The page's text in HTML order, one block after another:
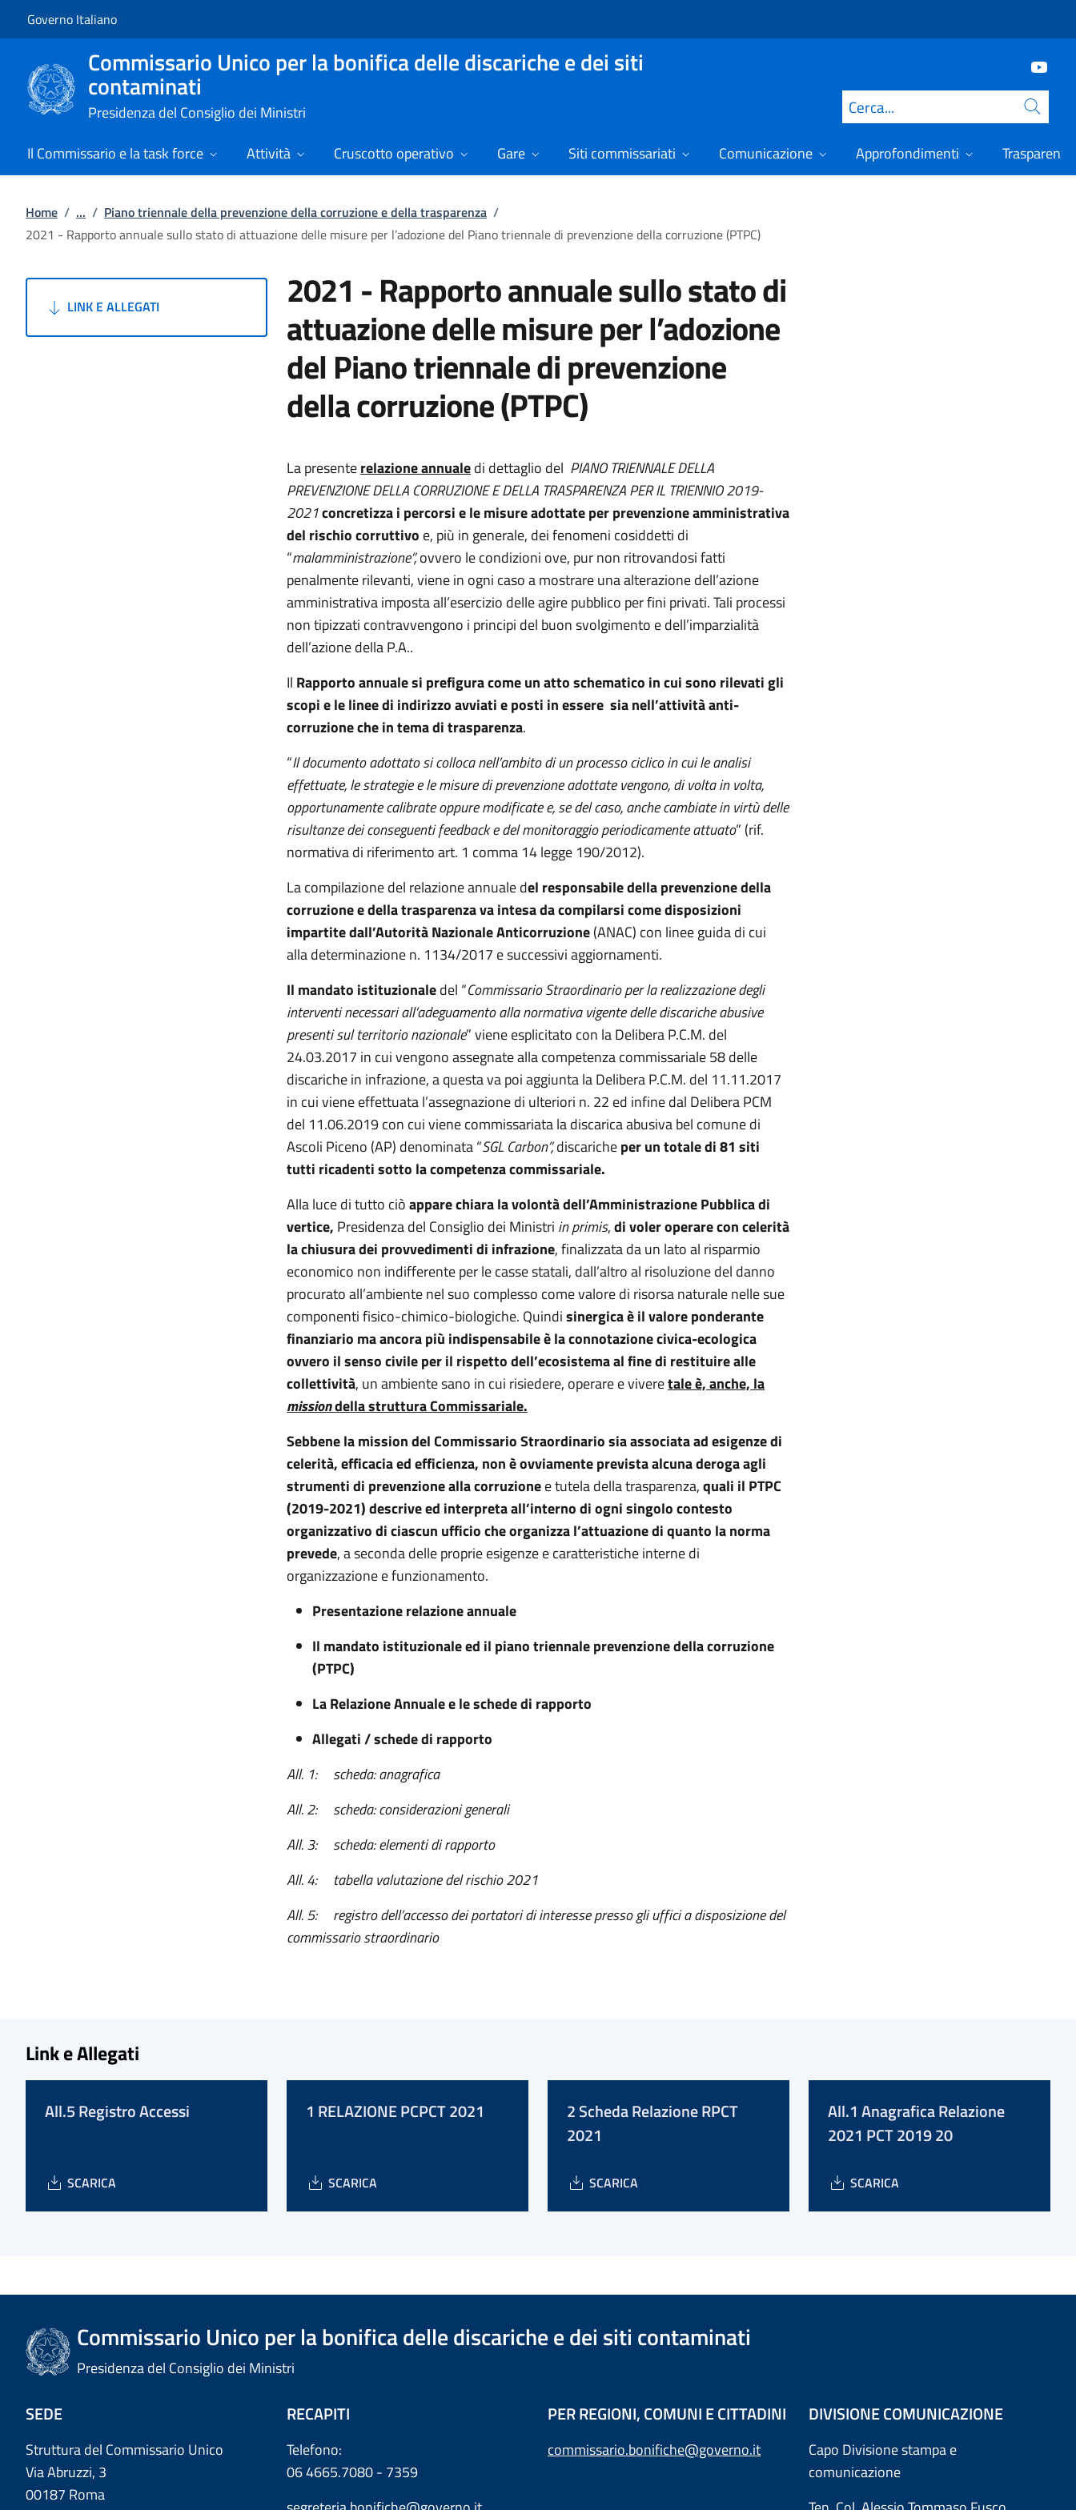
Governo Italiano
Commissario Unico per la bonifica delle discariche e dei siti
contaminati
Presidenza del Consiglio dei Ministri Cerca
Il Commissario e la task force Attività Cruscotto operativo Gare Siti commissariati Comunicazione Approfondimenti Trasparenza
Home / ... / Piano triennale della prevenzione della corruzione e della trasparenza /
2021 - Rapporto annuale sullo stato di attuazione delle misure per l’adozione del Piano triennale di prevenzione della corruzione (PTPC)
LINK E ALLEGATI 2021 - Rapporto annuale sullo stato di
attuazione delle misure per l’adozione
del Piano triennale di prevenzione
della corruzione (PTPC)
La presenterelazione annualedi dettaglio del PIANO TRIENNALE DELLA
PREVENZIONE DELLA CORRUZIONE E DELLA TRASPARENZA PER IL TRIENNIO 2019-
2021concretizza i percorsi e le misure adottate per prevenzione amministrativa
del rischio corruttivo e, più in generale, dei fenomeni cosiddetti di
“malamministrazione”,ovvero le condizioni ove, pur non ritrovandosi fatti
penalmente rilevanti, viene in ogni caso a mostrare una alterazione dell’azione
amministrativa imposta all’esercizio delle agire pubblico per fini privati. Tali processi
non tipizzati contravvengono i principi del buon svolgimento e dell’imparzialità
dell’azione della P.A..
Il Rapporto annuale si prefigura come un atto schematico in cui sono rilevati gli
scopi e le linee di indirizzo avviati e posti in essere sia nell’attività anti-
corruzione che in tema di trasparenza.
“Il documento adottato si colloca nell’ambito di un processo ciclico in cui le analisi
effettuate, le strategie e le misure di prevenzione adottate vengono, di volta in volta,
opportunamente calibrate oppure modificate e, se del caso, anche cambiate in virtù delle
risultanze dei conseguenti feedback e del monitoraggio periodicamente attuato” (rif.
normativa di riferimento art. 1 comma 14 legge 190/2012).
La compilazione del relazione annuale del responsabile della prevenzione della
corruzione e della trasparenza va intesa da compilarsi come disposizioni
impartite dall’Autorità Nazionale Anticorruzione(ANAC) con linee guida di cui
alla determinazione n. 1134/2017 e successivi aggiornamenti.
Il mandato istituzionaledel “Commissario Straordinarioper la realizzazione degli
interventi necessari all’adeguamento alla normativa vigente delle discariche abusive
presenti sul territorio nazionale” viene esplicitato con la Delibera P.C.M. del
24.03.2017 in cui vengono assegnate alla competenza commissariale 58 delle
discariche in infrazione, a questa va poi aggiunta la Delibera P.C.M. del 11.11.2017
in cui viene effettuata l’assegnazione di ulteriori n. 22 ed infine dal Delibera PCM
del 11.06.2019 con cui viene commissariata la discarica abusiva bel comune di
Ascoli Piceno (AP) denominata “SGL Carbon”,discaricheper un totale di 81 siti
tutti ricadenti sotto la competenza commissariale.
Alla luce di tutto ciòappare chiara la volontà dell’Amministrazione Pubblica di
vertice, Presidenza del Consiglio dei Ministri in primis,di voler operare con celerità
la chiusura dei provvedimenti di infrazione, finalizzata da un lato al risparmio
economico non indifferente per le casse statali, dall’altro al risoluzione del danno
procurato all’ambiente nel suo complesso come valore di risorsa naturale nelle sue
componenti fisico-chimico-biologiche. Quindisinergica è il valore ponderante
finanziario ma ancora più indispensabile è la connotazione civica-ecologica
ovvero il senso civile per il rispetto dell’ecosistema al fine di restituire alle
collettività, un ambiente sano in cui risiedere, operare e viveretale è, anche, la
missiondella struttura Commissariale.
Sebbene la mission del Commissario Straordinario sia associata ad esigenze di
celerità, efficacia ed efficienza, non è ovviamente prevista alcuna deroga agli
strumenti di prevenzione alla corruzionee tutela della trasparenza,quali il PTPC
(2019-2021) descrive ed interpreta all’interno di ogni singolo contesto
organizzativo di ciascun ufficio che organizza l’attuazione di quanto la norma
prevede, a seconda delle proprie esigenze e caratteristiche interne di
organizzazione e funzionamento.
Presentazione relazione annuale
Il mandato istituzionale ed il piano triennale prevenzione della corruzione
(PTPC)
La Relazione Annuale e le schede di rapporto
Allegati / schede di rapporto
All. 1: scheda: anagrafica
All. 2: scheda: considerazioni generali
All. 3: scheda: elementi di rapporto
All. 4: tabella valutazione del rischio 2021
All. 5: registro dell’accesso dei portatori di interesse presso gli uffici a disposizione del
commissario straordinario
Link e Allegati
All.5 Registro Accessi
SCARICA
1 RELAZIONE PCPCT 2021
SCARICA
2 Scheda Relazione RPCT
2021
SCARICA
All.1 Anagrafica Relazione
2021 PCT 2019 20
SCARICA
Commissario Unico per la bonifica delle discariche e dei siti contaminati
Presidenza del Consiglio dei Ministri
SEDE
Struttura del Commissario Unico
Via Abruzzi, 3
00187 Roma
RECAPITI
Telefono:
06 4665.7080 - 7359
PER REGIONI, COMUNI E CITTADINI
commissario.bonifiche@governo.it
DIVISIONE COMUNICAZIONE
Capo Divisione stampa e
comunicazione